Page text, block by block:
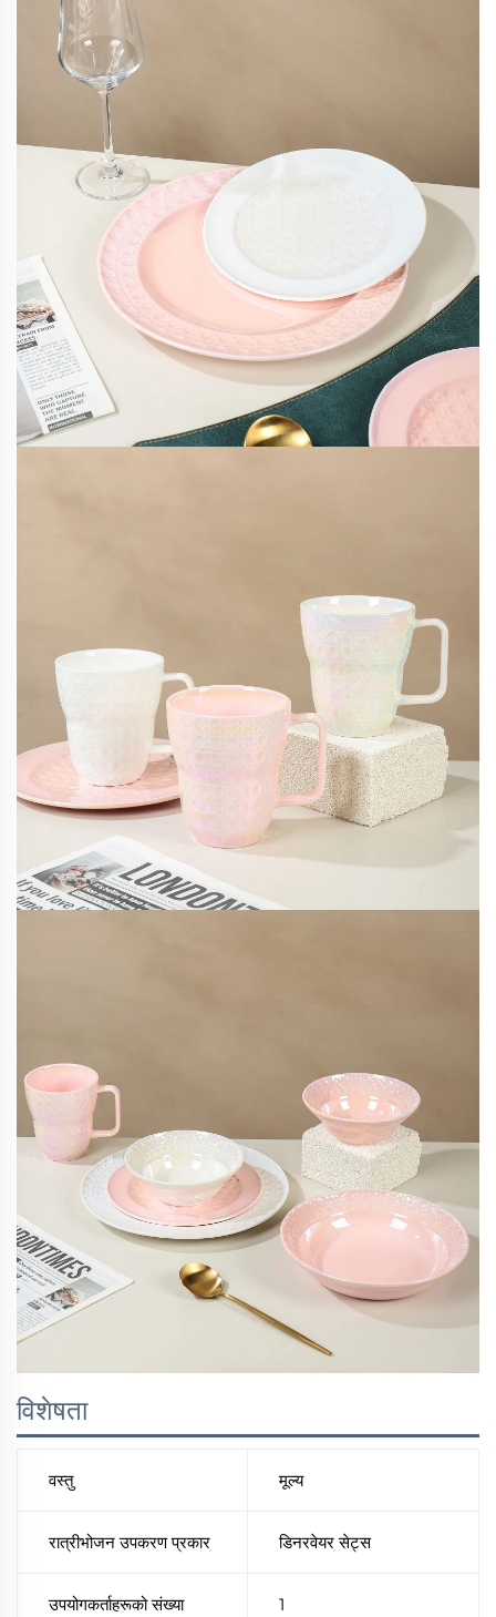
विशेषता
वस्तु मूल्य
रात्रीभोजन उपकरण प्रकार डिनरवेयर सेट्स
उपयोगकर्ताहरूको संख्या 1